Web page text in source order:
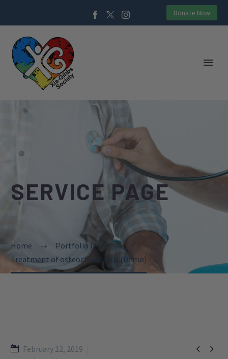
Donate Now
SERVICE PAGE
Home
Portfolio Item
Treatment of osteochondrosis (Demo)
 
February 12, 2019